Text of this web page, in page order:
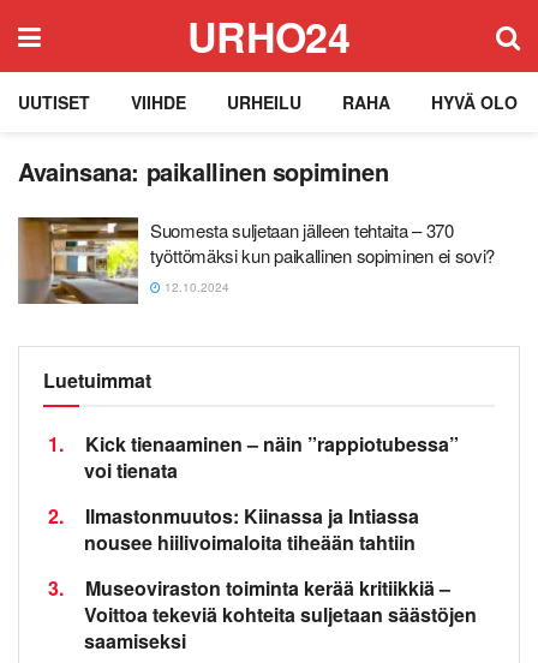
URHO24
UUTISET VIIHDE URHEILU RAHA HYVÄ OLO
Avainsana: paikallinen sopiminen
Suomesta suljetaan jälleen tehtaita – 370
työttömäksi kun paikallinen sopiminen ei sovi?
12.10.2024
Luetuimmat
1.
Kick tienaaminen – näin ”rappiotubessa”
voi tienata
2.
Ilmastonmuutos: Kiinassa ja Intiassa
nousee hiilivoimaloita tiheään tahtiin
3.
Museoviraston toiminta kerää kritiikkiä –
Voittoa tekeviä kohteita suljetaan säästöjen
saamiseksi